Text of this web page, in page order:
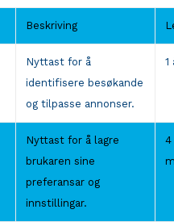
Beskriving
Nyttast for å
identifisere besøkande
og tilpasse annonser.
1
Nyttast for å lagre
brukaren sine
preferansar og
innstillingar.
4